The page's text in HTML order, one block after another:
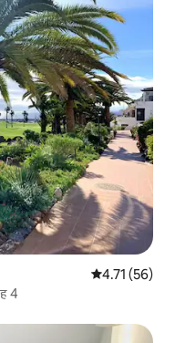
औसत रेटिंग 5 में
4.71 (56)
4